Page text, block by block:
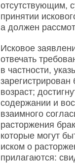
отсутствующим,
принятии
а должен
Исковое
отвечать
в частности,
возраст;
содержании и
взаимного
расторжения
которые могут
иском о
прилагаются: